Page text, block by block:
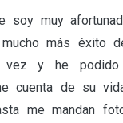
soy muy
más éxito
vez y he podido
cuenta de su
me mandan